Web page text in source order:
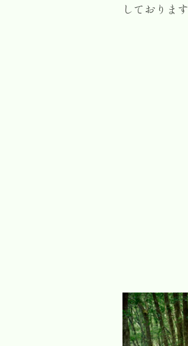
しております